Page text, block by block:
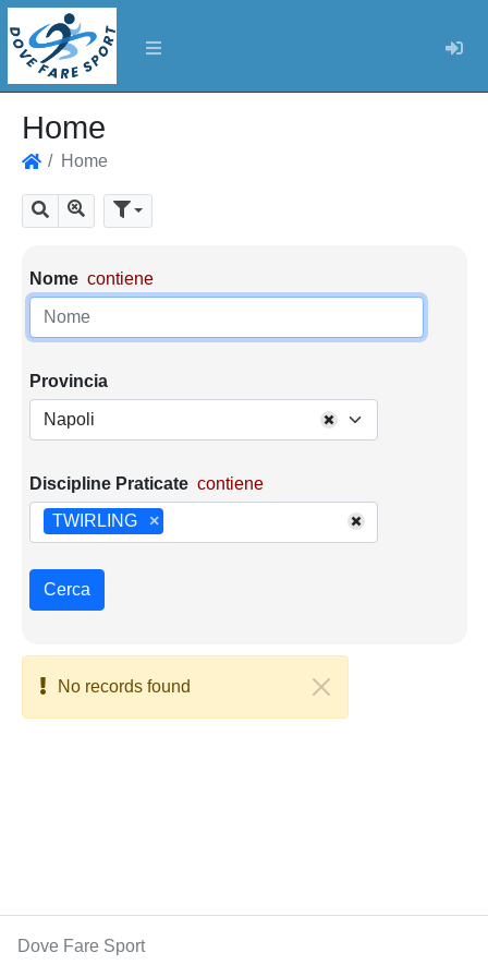
Home
Home
Cerca Mostra tutti i risultati
Parametri di ricerca
Nome contiene
Provincia
Napoli
Discipline Praticate contiene
×
TWIRLING
Cerca
No records found
Dove Fare Sport